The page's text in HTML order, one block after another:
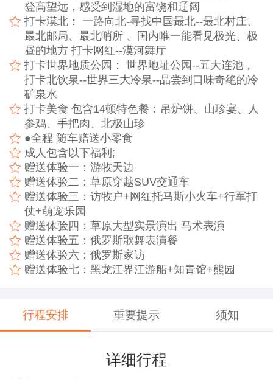
登高望远，感受到湿地的富饶和辽阔
打卡漠北： 一路向北-寻找中国最北--最北村庄、
最北邮局、最北哨所 、国内唯一能看见极光、极
昼的地方 打卡网红--漠河舞厅
打卡世界地质公园： 世界地址公园--五大连池，
打卡北饮泉--世界三大冷泉--品尝到口味奇绝的冷
矿泉水
打卡美食 包含14顿特色餐：吊炉饼、山珍宴、人
参鸡、手把肉、北极山珍
●全程 随车赠送小零食
成人包含以下福利;
赠送体验一：游牧天边
赠送体验二：草原穿越SUV交通车
赠送体验三：访牧户+网红托马斯小火车+行军打
仗+萌宠乐园
赠送体验四：草原大型实景演出 马术表演
赠送体验五：俄罗斯歌舞表演餐
赠送体验六：俄罗斯家访
赠送体验七：黑龙江界江游船+知青馆+熊园
行程安排 重要提示 须知
详细行程